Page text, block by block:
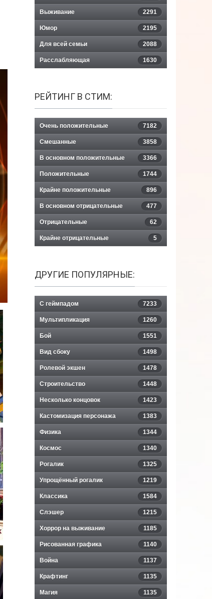
Выживание 2291
Юмор 2195
Для всей семьи 2088
Расслабляющая 1630
РЕЙТИНГ В СТИМ:
Очень положительные 7182
Смешанные 3858
В основном положительные 3366
Положительные 1744
Крайне положительные 896
В основном отрицательные 477
Отрицательные 62
Крайне отрицательные 5
ДРУГИЕ ПОПУЛЯРНЫЕ:
С геймпадом 7233
Мультипликация 1260
Бой 1551
Вид сбоку 1498
Ролевой экшен 1478
Строительство 1448
Несколько концовок 1423
Кастомизация персонажа 1383
Физика 1344
Космос 1340
Рогалик 1325
Упрощённый рогалик 1219
Классика 1584
Слэшер 1215
Хоррор на выживание 1185
Рисованная графика 1140
Война 1137
Крафтинг 1135
Магия 1135